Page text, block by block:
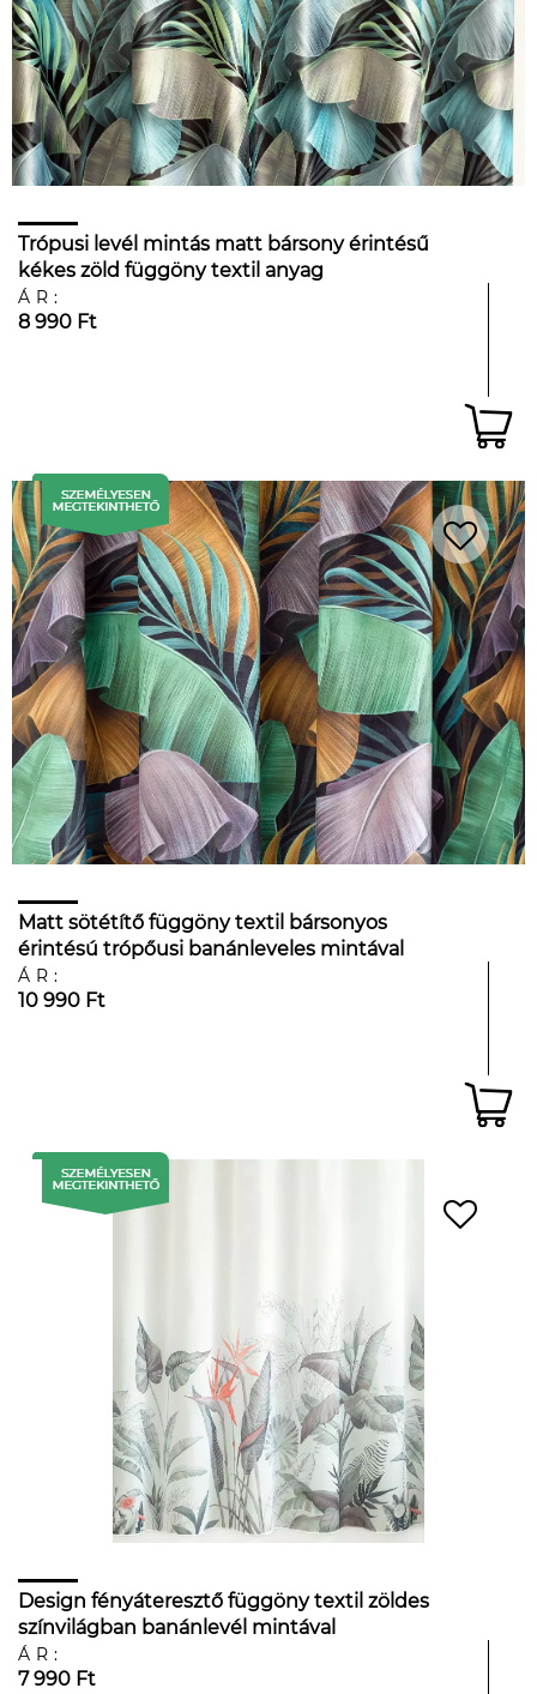
Trópusi levél mintás matt bársony érintésű
kékes zöld függöny textil anyag
ÁR:
8 990 Ft
Matt sötétítő függöny textil bársonyos
érintésú trópőusi banánleveles mintával
ÁR:
10 990 Ft
Design fényáteresztő függöny textil zöldes
színvilágban banánlevél mintával
ÁR:
7 990 Ft